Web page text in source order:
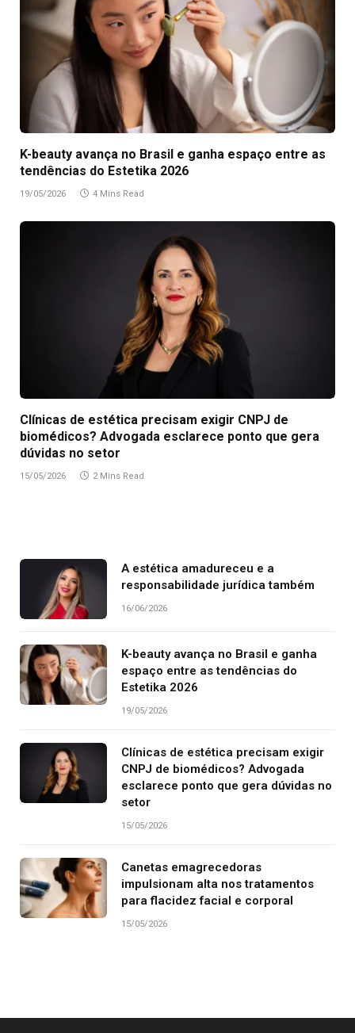
K-beauty avança no Brasil e ganha espaço entre as
tendências do Estetika 2026
19/05/2026 4 Mins Read
Clínicas de estética precisam exigir CNPJ de
biomédicos? Advogada esclarece ponto que gera
dúvidas no setor
15/05/2026 2 Mins Read
A estética amadureceu e a
responsabilidade jurídica também
16/06/2026
K-beauty avança no Brasil e ganha
espaço entre as tendências do
Estetika 2026
19/05/2026
Clínicas de estética precisam exigir
CNPJ de biomédicos? Advogada
esclarece ponto que gera dúvidas no
setor
15/05/2026
Canetas emagrecedoras
impulsionam alta nos tratamentos
para flacidez facial e corporal
15/05/2026